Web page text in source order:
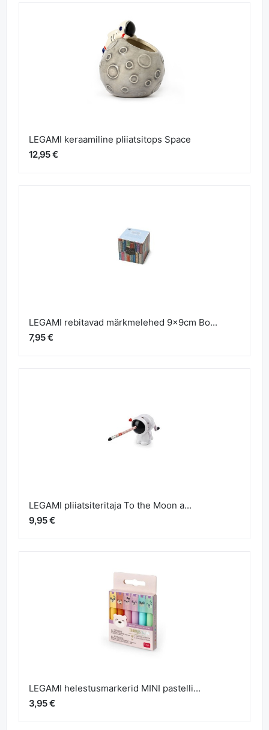
LEGAMI keraamiline pliiatsitops Space
12,95 €
LEGAMI rebitavad märkmelehed 9x9cm Bo...
7,95 €
LEGAMI pliiatsiteritaja To the Moon a...
9,95 €
LEGAMI helestusmarkerid MINI pastelli...
3,95 €